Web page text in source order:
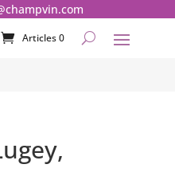
Articles 0